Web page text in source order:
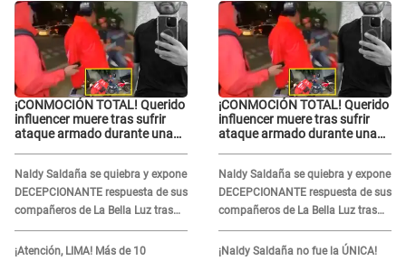
¡CONMOCIÓN TOTAL! Querido
influencer muere tras sufrir
ataque armado durante una
Naldy Saldaña se quiebra y expone
DECEPCIONANTE respuesta de sus
compañeros de La Bella Luz tras
sufrir agresión: "Sabían lo que
pasaba"
¡Atención, LIMA! Más de 10
¡CONMOCIÓN TOTAL! Querido
influencer muere tras sufrir
ataque armado durante una
Naldy Saldaña se quiebra y expone
DECEPCIONANTE respuesta de sus
compañeros de La Bella Luz tras
sufrir agresión: "Sabían lo que
pasaba"
¡Naldy Saldaña no fue la ÚNICA!